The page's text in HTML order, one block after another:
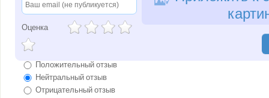
Оценка
Положительный отзыв
Нейтральный отзыв
Отрицательный отзыв